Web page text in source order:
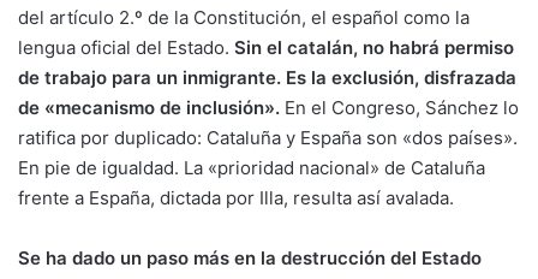
del artículo 2.º de la Constitución, el español como la
lengua oficial del Estado. Sin el catalán, no habrá permiso
de trabajo para un inmigrante. Es la exclusión, disfrazada
de «mecanismo de inclusión». En el Congreso, Sánchez lo
ratifica por duplicado: Cataluña y España son «dos países».
En pie de igualdad. La «prioridad nacional» de Cataluña
frente a España, dictada por Illa, resulta así avalada.
Se ha dado un paso más en la destrucción del Estado